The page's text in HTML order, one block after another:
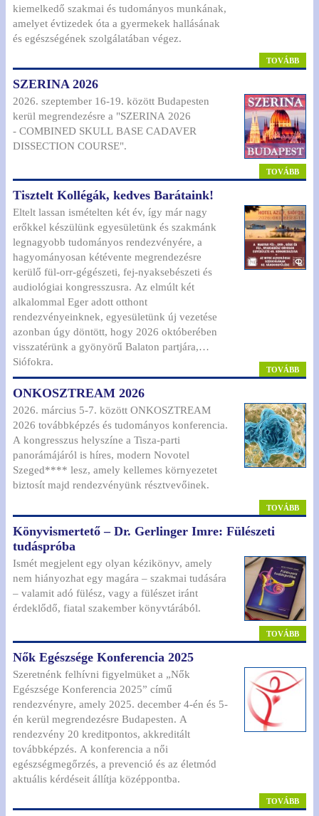
kiemelkedő szakmai és tudományos munkának,
amelyet évtizedek óta a gyermekek hallásának
és egészségének szolgálatában végez.
TOVÁBB
SZERINA 2026
2026. szeptember 16-19. között Budapesten
kerül megrendezésre a "SZERINA 2026
- COMBINED SKULL BASE CADAVER
DISSECTION COURSE".
TOVÁBB
Tisztelt Kollégák, kedves Barátaink!
Eltelt lassan ismételten két év, így már nagy
erőkkel készülünk egyesületünk és szakmánk
legnagyobb tudományos rendezvényére, a
hagyományosan kétévente megrendezésre
kerülő fül-orr-gégészeti, fej-nyaksebészeti és
audiológiai kongresszusra. Az elmúlt két
alkalommal Eger adott otthont
rendezvényeinknek, egyesületünk új vezetése
azonban úgy döntött, hogy 2026 októberében
visszatérünk a gyönyörű Balaton partjára,
Siófokra.
TOVÁBB
ONKOSZTREAM 2026
2026. március 5-7. között ONKOSZTREAM
2026 továbbképzés és tudományos konferencia.
A kongresszus helyszíne a Tisza-parti
panorámájáról is híres, modern Novotel
Szeged**** lesz, amely kellemes környezetet
biztosít majd rendezvényünk résztvevőinek.
TOVÁBB
Könyvismertető – Dr. Gerlinger Imre: Fülészeti
tudáspróba
Ismét megjelent egy olyan kézikönyv, amely
nem hiányozhat egy magára – szakmai tudására
– valamit adó fülész, vagy a fülészet iránt
érdeklődő, fiatal szakember könyvtárából.
TOVÁBB
Nők Egészsége Konferencia 2025
Szeretnénk felhívni figyelmüket a „Nők
Egészsége Konferencia 2025” című
rendezvényre, amely 2025. december 4-én és 5-
én kerül megrendezésre Budapesten. A
rendezvény 20 kreditpontos, akkreditált
továbbképzés. A konferencia a női
egészségmegőrzés, a prevenció és az életmód
aktuális kérdéseit állítja középpontba.
TOVÁBB